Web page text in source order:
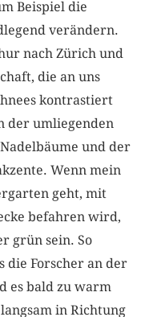
Beispiel die
verändern.
nach Zürich und
die an uns
kontrastiert
der umliegenden
und der
Wenn mein
geht, mit
befahren wird,
grün sein. So
die Forscher an der
es bald zu warm
in Richtung